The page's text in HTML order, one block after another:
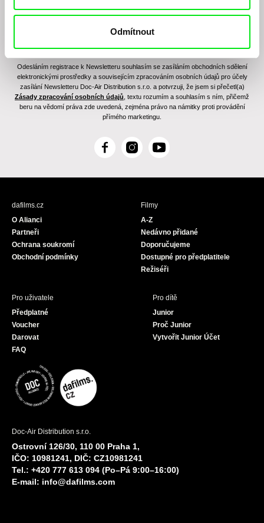
Odmítnout
Odesláním registrace k Newsletteru souhlasím se zasíláním obchodních sdělení
elektronickými prostředky a souvisejícím zpracováním osobních údajů pro účely
zasílání Newsletteru Doc-Air Distribution s.r.o. a potvrzuji, že jsem si přečetl(a)
Zásady zpracování osobních údajů , textu rozumím a souhlasím s ním, přičemž
beru na vědomí práva zde uvedená, zejména právo na námitky proti provádění
přímého marketingu.
F
c
I
s
Y
u
dafilms.cz
O Alianci
Partneři
Ochrana soukromí
Obchodní podmínky
Filmy
A-Z
Nedávno přidané
Doporučujeme
Dostupné pro předplatitele
Režiséři
Pro uživatele
Předplatné
Voucher
Darovat
FAQ
Pro dítě
Junior
Proč Junior
Vytvořit Junior Účet
Doc-Air Distribution s.r.o.
Ostrovní 126/30, 110 00 Praha 1,
IČO: 10981241, DIČ: CZ10981241
Tel.: +420 777 613 094 (Po–Pá 9:00–16:00)
E-mail: info@dafilms.com